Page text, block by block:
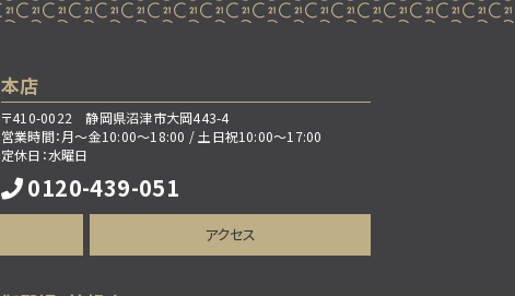
2026年7月、水回りを中心にリフォーム完工
した…
3ＬＤＫ
大岡駅
育て世帯に…
第10位
本店
〒410-0022 静岡県沼津市大岡443-4
営業時間：月～金10:00～18:00 / 土日祝10:00～17:00
定休日：水曜日
0120-439-051
アクセス